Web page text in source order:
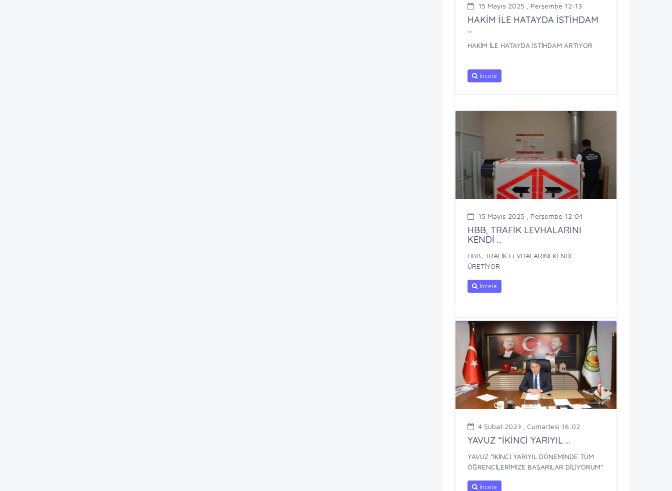
15 Mayıs 2025 , Perşembe 12:13
HAKİM İLE HATAYDA İSTİHDAM
...
HAKİM İLE HATAYDA İSTİHDAM ARTIYOR
İncele
15 Mayıs 2025 , Perşembe 12:04
HBB, TRAFİK LEVHALARINI
KENDİ ...
HBB, TRAFİK LEVHALARINI KENDİ
ÜRETİYOR
İncele
4 Şubat 2023 , Cumartesi 16:02
YAVUZ “İKİNCİ YARIYIL ...
YAVUZ “İKİNCİ YARIYIL DÖNEMİNDE TÜM
ÖĞRENCİLERİMİZE BAŞARILAR DİLİYORUM”
İncele